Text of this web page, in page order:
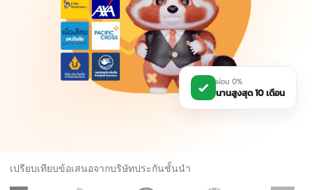
ผ่อน 0%
นานสูงสุด 10 เดือน
เปรียบเทียบข้อเสนอจากบริษัทประกันชั้นนำ